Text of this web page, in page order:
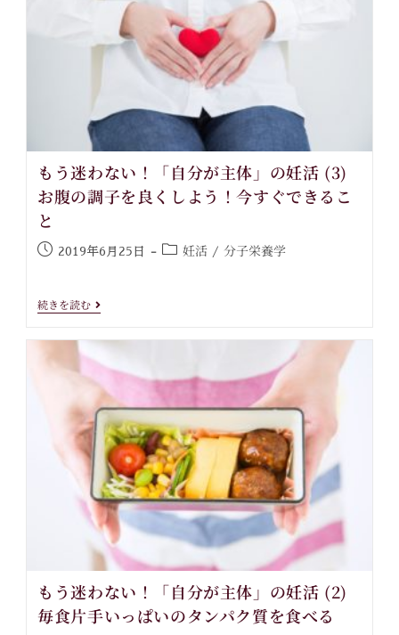
もう迷わない！「自分が主体」の妊活 (3)
お腹の調子を良くしよう！今すぐできるこ
と
2019年6月25日 妊活 / 分子栄養学
続きを読む
もう迷わない！「自分が主体」の妊活 (2)
毎食片手いっぱいのタンパク質を食べる